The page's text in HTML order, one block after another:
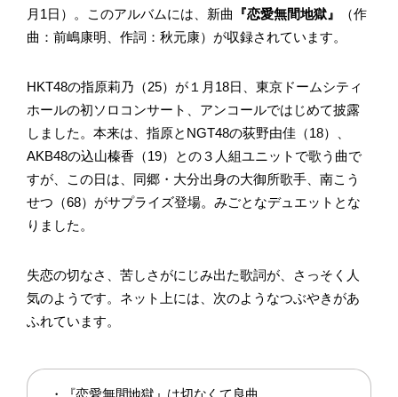
月1日）。このアルバムには、新曲
『恋愛無間地獄』
（作
曲：前嶋康明、作詞：秋元康）が収録されています。
HKT48の指原莉乃（25）が１月18日、東京ドームシティ
ホールの初ソロコンサート、アンコールではじめて披露
しました。本来は、指原とNGT48の荻野由佳（18）、
AKB48の込山榛香（19）との３人組ユニットで歌う曲で
すが、この日は、同郷・大分出身の大御所歌手、南こう
せつ（68）がサプライズ登場。みごとなデュエットとな
りました。
失恋の切なさ、苦しさがにじみ出た歌詞が、さっそく人
気のようです。ネット上には、次のようなつぶやきがあ
ふれています。